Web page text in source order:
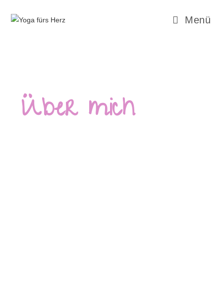
Menü
Über mich